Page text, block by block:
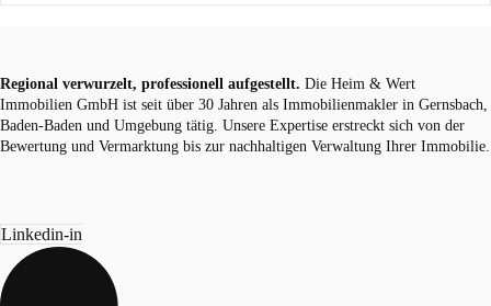
Regional verwurzelt, professionell aufgestellt. Die Heim & Wert
Immobilien GmbH ist seit über 30 Jahren als Immobilienmakler in Gernsbach,
Baden-Baden und Umgebung tätig. Unsere Expertise erstreckt sich von der
Bewertung und Vermarktung bis zur nachhaltigen Verwaltung Ihrer Immobilie.
Linkedin-in